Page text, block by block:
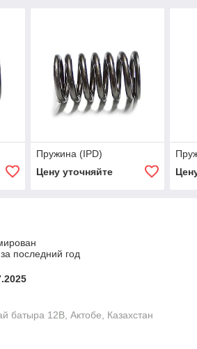
Пружина (IPD)
Цену уточняйте
последний год
батыра 12В, Актобе, Казахстан